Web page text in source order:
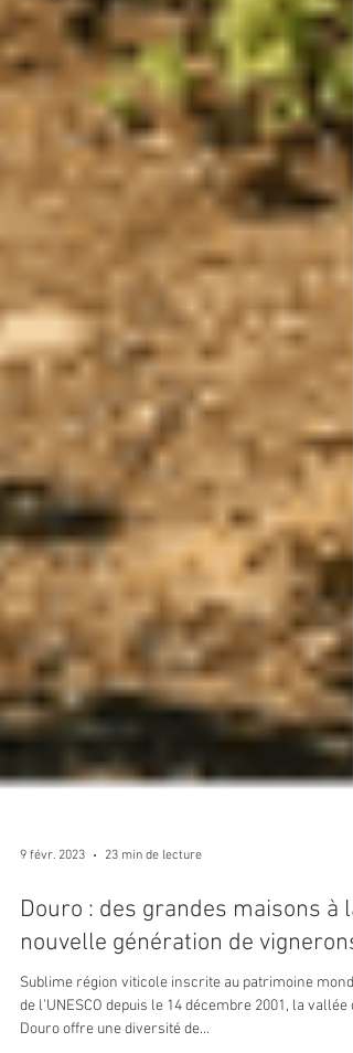
9 févr. 2023 23 min de lecture
Douro : des grandes maisons à la
nouvelle génération de vignerons